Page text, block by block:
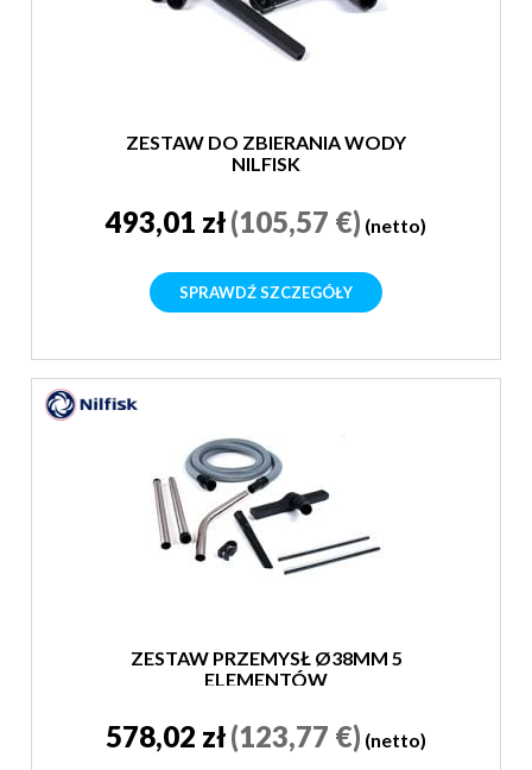
ZESTAW DO ZBIERANIA WODY
NILFISK
493,01 zł(105,57 €) (netto)
SPRAWDŹ SZCZEGÓŁY
ZESTAW PRZEMYSŁ Ø38MM 5
ELEMENTÓW
578,02 zł(123,77 €) (netto)